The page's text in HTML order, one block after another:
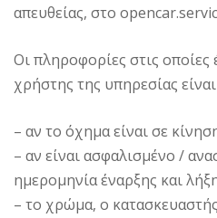
απευθείας, στο
Οι πληροφορίες στις
χρήστης της υπηρεσίας
– αν το όχημα είναι σε
– αν είναι ασφαλισμένο /
ημερομηνία έναρξης και
– το χρώμα, ο